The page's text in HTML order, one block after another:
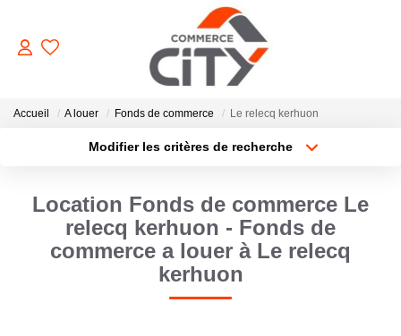
ACHETER
LOUER
ESTIMER
Accueil A louer Fonds de commerce Le relecq kerhuon
Modifier les critères de recherche
Sélectionnez...
Type de bien
Surface min
Location Fonds de commerce Le
relecq kerhuon - Fonds de
commerce a louer à Le relecq
kerhuon